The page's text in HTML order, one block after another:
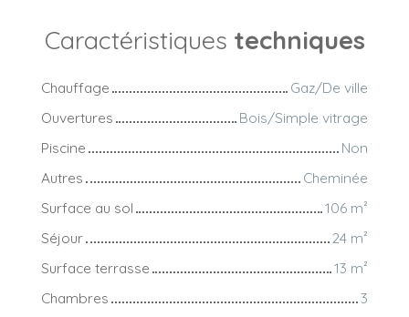
Caractéristiques techniques
Chauffage
Gaz/De ville
Ouvertures
Bois/Simple vitrage
Piscine
Non
Autres
Cheminée
Surface au sol
106 m²
Séjour
24 m²
Surface terrasse
13 m²
Chambres
3